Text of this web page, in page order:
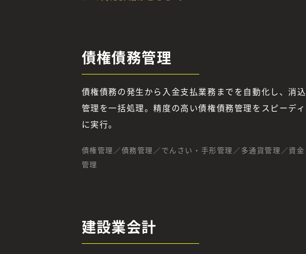
債権債務管理
債権債務の発生から入金支払業務までを自動化し、消込
管理を一括処理。精度の高い債権債務管理をスピーディ
に実行。
債権管理／債務管理／でんさい・手形管理／多通貨管理／資金
管理
建設業会計